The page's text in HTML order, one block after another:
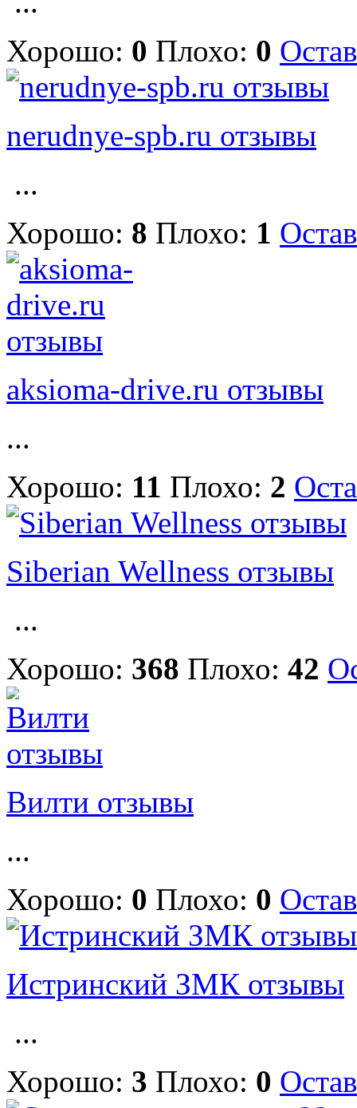
Хорошо: 0 Плохо: 0
nerudnye-spb.ru отзывы
...
Хорошо: 8 Плохо: 1
aksioma-drive.ru отзывы
...
Хорошо: 11 Плохо: 2
Siberian Wellness отзывы
...
Хорошо: 368 Плохо: 42
Вилти отзывы
...
Хорошо: 0 Плохо: 0
Истринский ЗМК отзывы
...
Хорошо: 3 Плохо: 0